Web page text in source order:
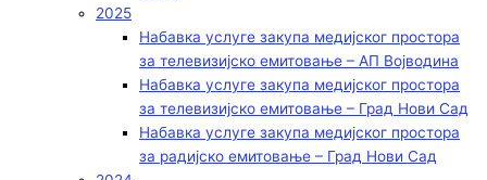
2025
Набавка услуге закупа медијског простора
за телевизијско емитовање – АП Војводинa
Набавка услуге закупа медијског простора
за телевизијско емитовање – Град Нови Сад
Набавка услуге закупа медијског простора
за радијско емитовање – Град Нови Сад